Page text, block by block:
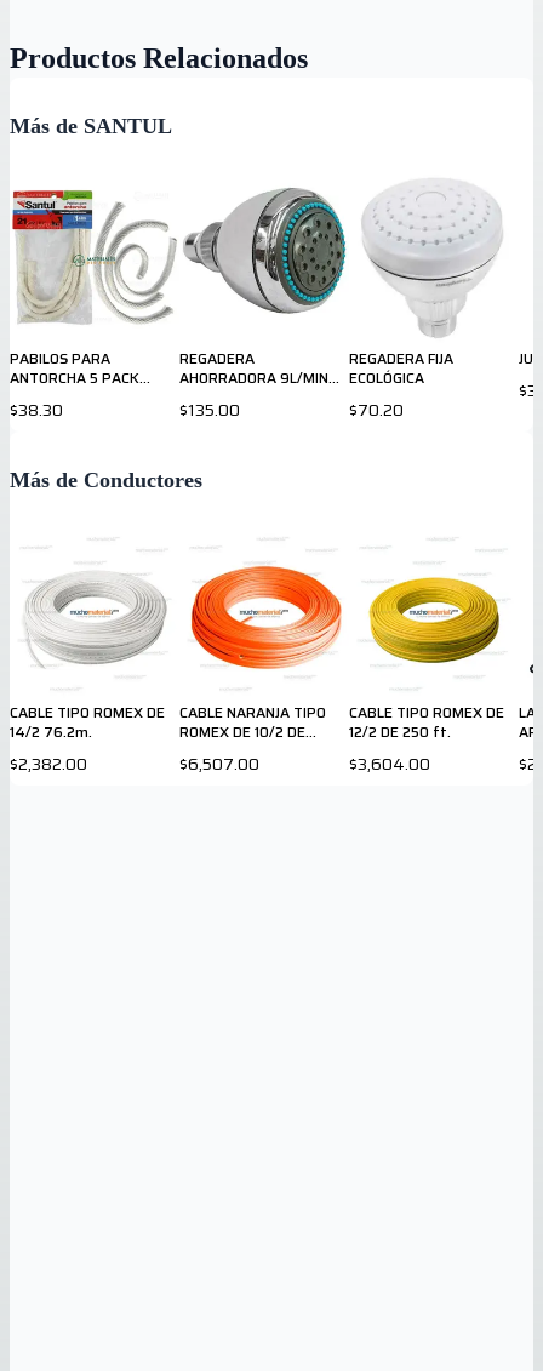
Productos Relacionados
Más de SANTUL
PABILOS PARA
ANTORCHA 5 PACK
$38.30
REGADERA
AHORRADORA 9L/MIN
$135.00
REGADERA FIJA
ECOLÓGICA
$70.20
Más de Conductores
CABLE TIPO ROMEX DE
14/2 76.2m.
$2,382.00
CABLE NARANJA TIPO
ROMEX DE 10/2 DE
$6,507.00
CABLE TIPO ROMEX DE
12/2 DE 250 ft.
$3,604.00